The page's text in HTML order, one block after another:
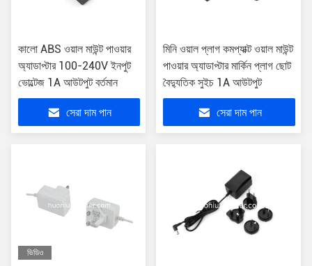
কালো ABS ওয়াল মাউন্ট পাওয়ার
অ্যাডাপ্টার 100-240V ইনপুট
ভোল্টেজ 1A আউটপুট বর্তমান
সেরা দাম পান
মিনি ওয়াল প্লাগ কমপ্যাক্ট ওয়াল মাউন্ট
পাওয়ার অ্যাডাপ্টার মার্কিন প্লাগ ছোট
বৈদ্যুতিক সুইচ 1A আউটপুট
সেরা দাম পান
ভিডিও